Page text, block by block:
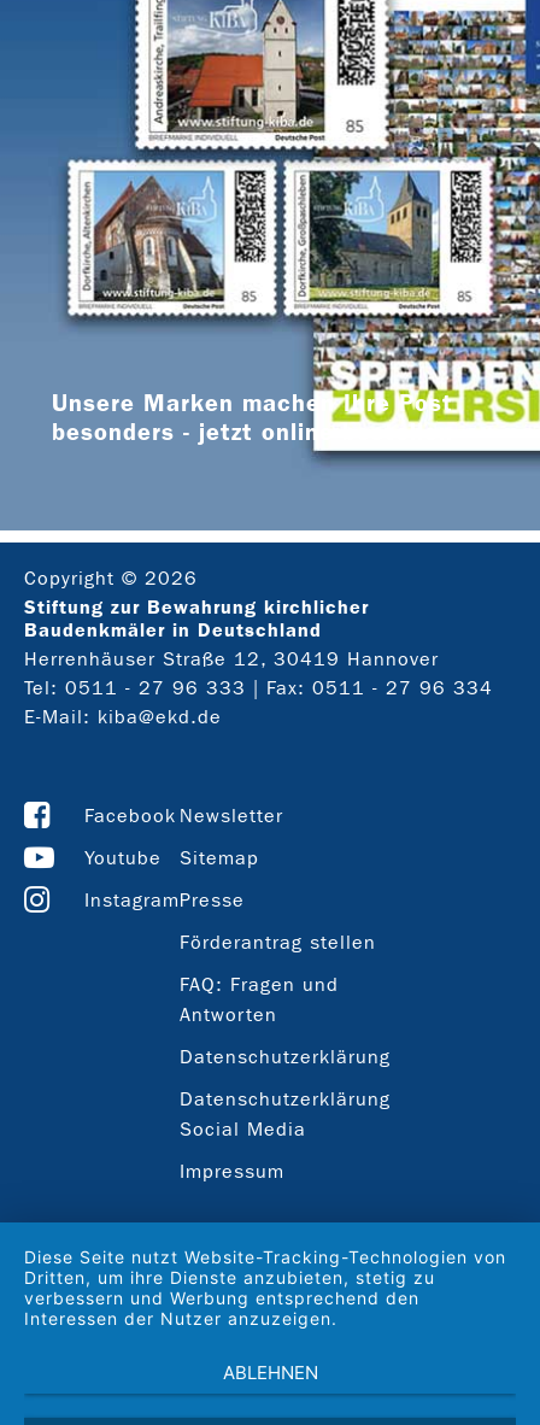
Unsere Marken machen Ihre Post
besonders - jetzt online bestellen
Copyright © 2026
Stiftung zur Bewahrung kirchlicher
Baudenkmäler in Deutschland
Herrenhäuser Straße 12, 30419 Hannover
Tel: 0511 - 27 96 333 | Fax: 0511 - 27 96 334
E-Mail: kiba@ekd.de
Facebook
Youtube
Instagram
Newsletter
Sitemap
Presse
Förderantrag stellen
FAQ: Fragen und
Antworten
Datenschutzerklärung
Datenschutzerklärung
Social Media
Impressum
Diese Seite nutzt Website-Tracking-Technologien von
Dritten, um ihre Dienste anzubieten, stetig zu
verbessern und Werbung entsprechend den
Interessen der Nutzer anzuzeigen.
ABLEHNEN